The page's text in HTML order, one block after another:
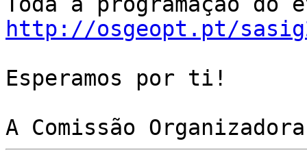
http://osgeopt.pt/
Esperamos por ti!